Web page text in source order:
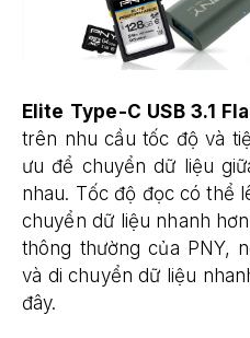
Elite Type-C USB 3.1
trên nhu cầu tốc độ và
ưu để chuyển dữ liệu
nhau. Tốc độ đọc có thể
chuyển dữ liệu nhanh
thông thường của PNY,
và di chuyển dữ liệu
đây.